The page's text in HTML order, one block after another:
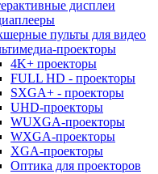
дисплеи
пульты для видео
проекторы
4K+ проекторы
FULL HD - проекторы
SXGA+ - проекторы
UHD-проекторы
WUXGA-проекторы
WXGA-проекторы
XGA-проекторы
Оптика для проекторов